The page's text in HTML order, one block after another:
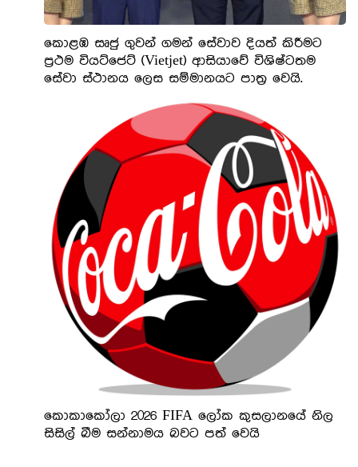
කොළඹ සෘජු ගුවන් ගමන් සේවාව දියත් කිරීමට
ප්‍රථම වියට්ජෙට් (Vietjet) ආසියාවේ විශිෂ්ටතම
සේවා ස්ථානය ලෙස සම්මානයට පාත්‍ර වෙයි.
කොකාකෝලා 2026 FIFA ලෝක කුසලානයේ නිල
සිසිල් බීම සන්නාමය බවට පත් වෙයි